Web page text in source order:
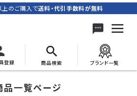
上のご購入で送料・代引手数料が無料
登録 商品検索 ブランド一覧
search
品一覧ページ